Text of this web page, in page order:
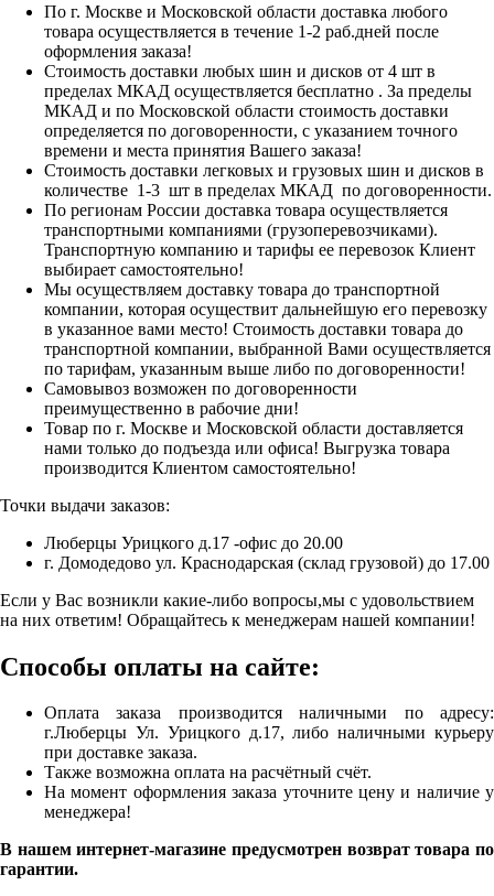
По г. Москве и Московской области доставка любого
товара осуществляется в течение 1-2 раб.дней после
оформления заказа!
Стоимость доставки любых шин и дисков от 4 шт в
пределах МКАД осуществляется бесплатно . За пределы
МКАД и по Московской области стоимость доставки
определяется по договоренности, с указанием точного
времени и места принятия Вашего заказа!
Стоимость доставки легковых и грузовых шин и дисков в
количестве 1-3 шт в пределах МКАД по договоренности.
По регионам России доставка товара осуществляется
транспортными компаниями (грузоперевозчиками).
Транспортную компанию и тарифы ее перевозок Клиент
выбирает самостоятельно!
Мы осуществляем доставку товара до транспортной
компании, которая осуществит дальнейшую его перевозку
в указанное вами место! Стоимость доставки товара до
транспортной компании, выбранной Вами осуществляется
по тарифам, указанным выше либо по договоренности!
Самовывоз возможен по договоренности
преимущественно в рабочие дни!
Товар по г. Москве и Московской области доставляется
нами только до подъезда или офиса! Выгрузка товара
производится Клиентом самостоятельно!
Точки выдачи заказов:
Люберцы Урицкого д.17 -офис до 20.00
г. Домодедово ул. Краснодарская (склад грузовой) до 17.00
Если у Вас возникли какие-либо вопросы,мы с удовольствием
на них ответим! Обращайтесь к менеджерам нашей компании!
Способы оплаты на сайте:
Оплата заказа производится наличными по адресу:
г.Люберцы Ул. Урицкого д.17, либо наличными курьеру
при доставке заказа.
Также возможна оплата на расчётный счёт.
На момент оформления заказа уточните цену и наличие у
менеджера!
В нашем интернет-магазине предусмотрен возврат товара по
гарантии.